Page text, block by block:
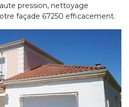
pression, nettoyage
façade 67250 efficacement.